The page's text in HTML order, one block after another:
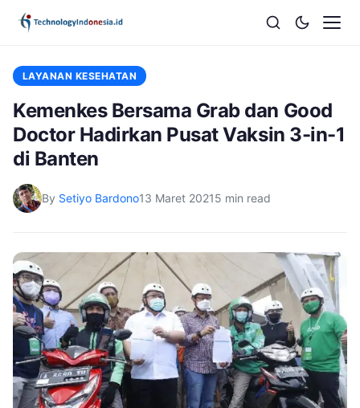
LAYANAN KESEHATAN
Kemenkes Bersama Grab dan Good
Doctor Hadirkan Pusat Vaksin 3-in-1
di Banten
By Setiyo Bardono13 Maret 20215 min read